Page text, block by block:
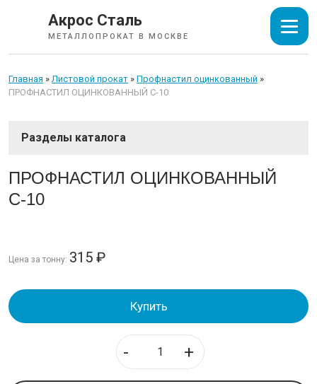
Акрос Сталь
МЕТАЛЛОПРОКАТ В МОСКВЕ
Главная »Листовой прокат » Профнастил оцинкованный »
ПРОФНАСТИЛ ОЦИНКОВАННЫЙ С-10
СОРТОВОЙ ПРОКАТ
ТРУБЫ
Лист горячекатаный низколегированный
Лист горячекатаный конструкционный
Лист стальной оцинкованный
ПРОФНАСТИЛ ОЦИНКОВАННЫЙ
С-10
Цена за тонну: 315 ₽
Купить
- +